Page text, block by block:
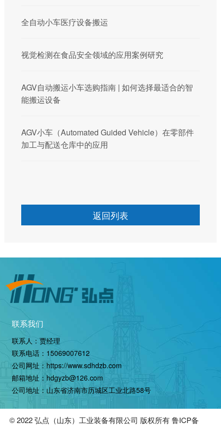
全自动小车医疗设备搬运
视觉检测在食品安全领域的应用案例研究
AGV自动搬运小车选购指南 | 如何选择最适合的智
能搬运设备
AGV小车（Automated Guided Vehicle）在零部件
加工与配送仓库中的应用
返回列表
联系我们
联系人：贾经理
联系电话： 15069007612
公司网址： https://www.sdhdzb.com
邮箱地址：hdgyzb@126.com
公司地址：山东省济南市历城区工业北路58号
© 2022弘点（山东）工业装备有限公司 版权所有鲁ICP备